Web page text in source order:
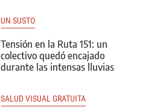
UN SUSTO
Tensión en la Ruta 151: un
colectivo quedó encajado
durante las intensas lluvias
SALUD VISUAL GRATUITA